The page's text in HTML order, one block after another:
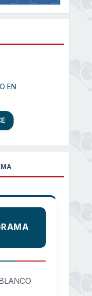
EN